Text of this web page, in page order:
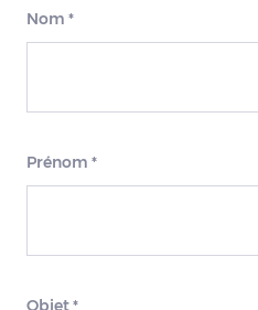
Nom *
Prénom *
Objet*